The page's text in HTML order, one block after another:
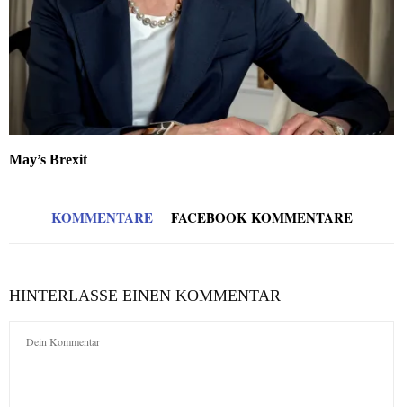
May’s Brexit
KOMMENTARE FACEBOOK KOMMENTARE
HINTERLASSE EINEN KOMMENTAR